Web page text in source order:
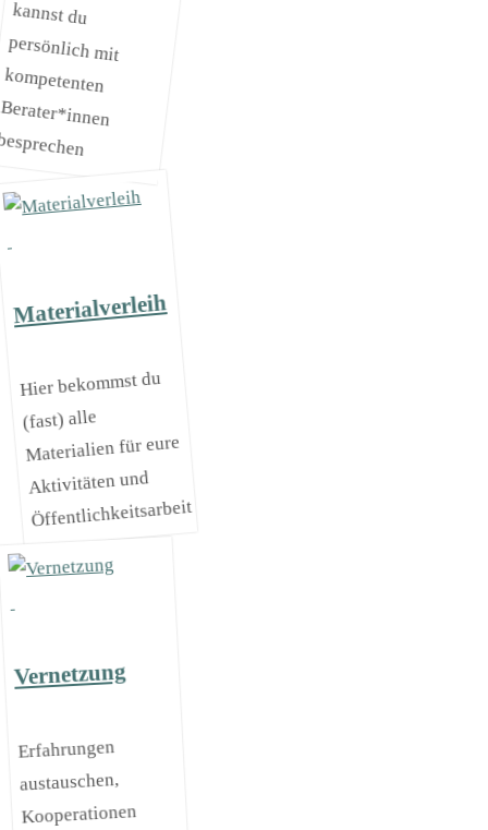
Materialverleih
Hier bekommst du
(fast) alle
Materialien für eure
Aktivitäten und
Öffentlichkeitsarbeit
Vernetzung
Erfahrungen
austauschen,
Kooperationen